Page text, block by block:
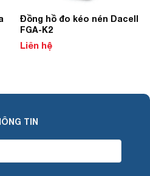
Đồng hồ đo kéo nén Dacell
FGA-K2
Liên hệ
TIN